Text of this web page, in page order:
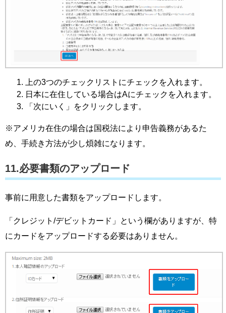
上の3つのチェックリストにチェックを入れます。
日本に在住している場合はAにチェックを入れます。
「次にいく」をクリックします。
※アメリカ在住の場合は国税法により申告義務があるた
め、手続き方法が少し煩雑になります。
11.必要書類のアップロード
事前に用意した書類をアップロードします。
「クレジット/デビットカード」という欄がありますが、特
にカードをアップロードする必要はありません。